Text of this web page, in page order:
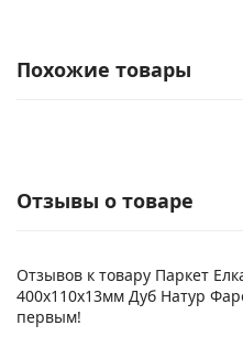
Похожие товары
Отзывы о товаре
Отзывов к товару Паркет
400х110х13мм Дуб Натур
первым!